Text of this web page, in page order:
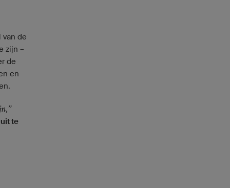
de
zijn –
de
en
te